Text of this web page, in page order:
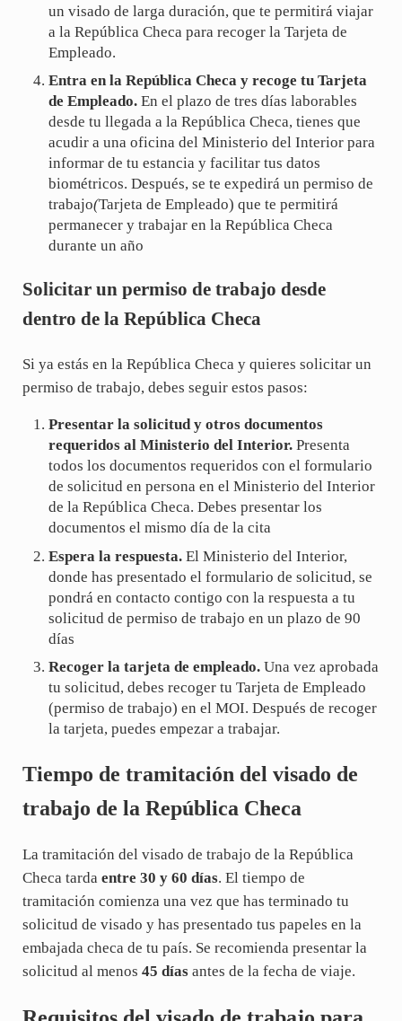
un visado de larga duración, que te permitirá viajar
a la República Checa para recoger la Tarjeta de
Empleado.
Entra en la República Checa y recoge tu Tarjeta
de Empleado. En el plazo de tres días laborables
desde tu llegada a la República Checa, tienes que
acudir a una oficina del Ministerio del Interior para
informar de tu estancia y facilitar tus datos
biométricos. Después, se te expedirá un permiso de
trabajo(Tarjeta de Empleado) que te permitirá
permanecer y trabajar en la República Checa
durante un año
Solicitar un permiso de trabajo desde
dentro de la República Checa
Si ya estás en la República Checa y quieres solicitar un
permiso de trabajo, debes seguir estos pasos:
Presentar la solicitud y otros documentos
requeridos al Ministerio del Interior.Presenta
todos los documentos requeridos con el formulario
de solicitud en persona en el Ministerio del Interior
de la República Checa. Debes presentar los
documentos el mismo día de la cita
Espera la respuesta.El Ministerio del Interior,
donde has presentado el formulario de solicitud, se
pondrá en contacto contigo con la respuesta a tu
solicitud de permiso de trabajo en un plazo de 90
días
Recoger la tarjeta de empleado.Una vez aprobada
tu solicitud, debes recoger tu Tarjeta de Empleado
(permiso de trabajo) en el MOI. Después de recoger
la tarjeta, puedes empezar a trabajar.
Tiempo de tramitación del visado de
trabajo de la República Checa
La tramitación del visado de trabajo de la República
Checa tarda entre 30 y 60 días. El tiempo de
tramitación comienza una vez que has terminado tu
solicitud de visado y has presentado tus papeles en la
embajada checa de tu país. Se recomienda presentar la
solicitud al menos 45 díasantes de la fecha de viaje.